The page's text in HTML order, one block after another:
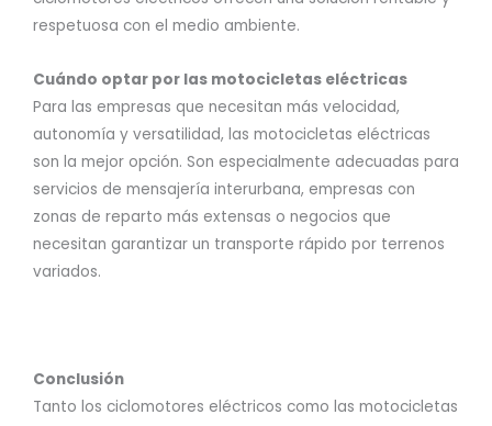
respetuosa con el medio ambiente.
Cuándo optar por las motocicletas eléctricas
Para las empresas que necesitan más velocidad,
autonomía y versatilidad, las motocicletas eléctricas
son la mejor opción. Son especialmente adecuadas para
servicios de mensajería interurbana, empresas con
zonas de reparto más extensas o negocios que
necesitan garantizar un transporte rápido por terrenos
variados.
Conclusión
Tanto los ciclomotores eléctricos como las motocicletas